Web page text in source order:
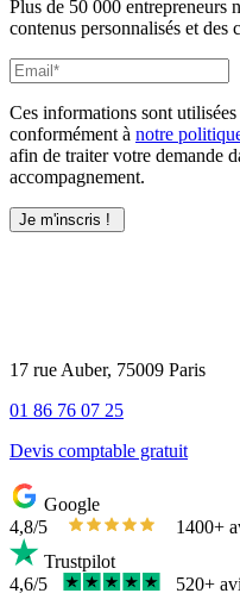
Plus de 50 000 entrepreneurs
contenus personnalisés et des
Ces informations sont
conformément à notre
afin de traiter votre demande
accompagnement.
17 rue Auber, 75009 Paris
01 86 76 07 25
Devis comptable gratuit
Google
4,8/5
1400+
Trustpilot
4,6/5
520+